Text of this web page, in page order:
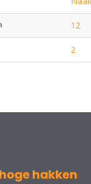
12
2
hakken